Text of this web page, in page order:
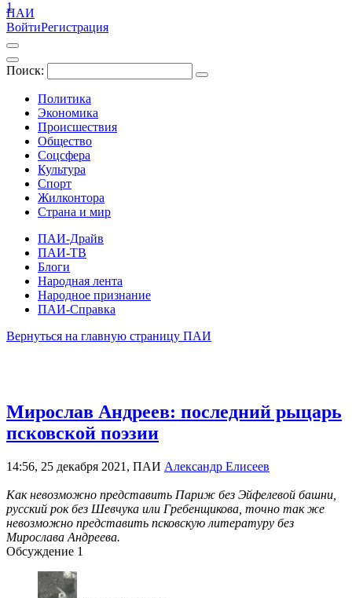
ПАИ
ВойтиРегистрация
Поиск:
Политика
Экономика
Происшествия
Общество
Соцсфера
Культура
Спорт
Жилконтора
Страна и мир
ПАИ-Драйв
ПАИ-ТВ
Блоги
Народная лента
Народное признание
ПАИ-Справка
1
Вернуться на главную страницу ПАИ
Мирослав Андреев: последний рыцарь
псковской поэзии
14:56, 25 декабря 2021, ПАИ Александр Елисеев
Как невозможно представить Париж без Эйфелевой башни,
русский рок без Шевчука или Гребенщикова, точно так же
невозможно представить псковскую литературу без
Мирослава Андреева.
Обсуждение 1